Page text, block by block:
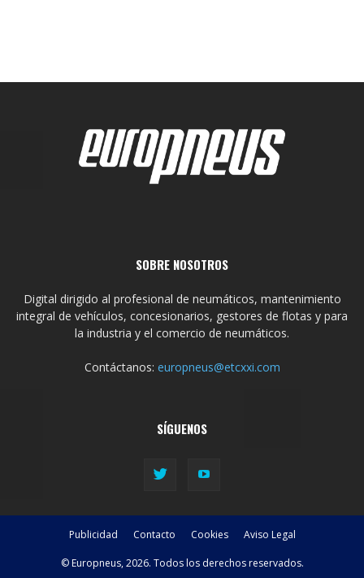
SOBRE NOSOTROS
Digital dirigido al profesional de neumáticos, mantenimiento
integral de vehículos, concesionarios, gestores de flotas y para
la industria y el comercio de neumáticos.
Contáctanos: europneus@etcxxi.com
SÍGUENOS
Publicidad Contacto Cookies Aviso Legal
© Europneus, 2026. Todos los derechos reservados.